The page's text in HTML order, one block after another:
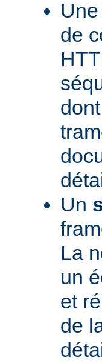
Une
de
Un
La
un
et
de